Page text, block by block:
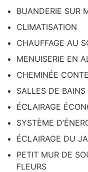
BUANDERIE SUR
CLIMATISATION
CHAUFFAGE AU
MENUISERIE EN
CHEMINÉE
SALLES DE
ÉCLAIRAGE
SYSTÈME
ÉCLAIRAGE DU
PETIT MUR DE
FLEURS